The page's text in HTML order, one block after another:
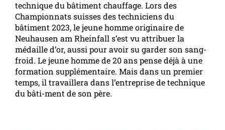
technique du bâtiment chauffage. Lors des
Championnats suisses des techniciens du
bâtiment 2023, le jeune homme originaire de
Neuhausen am Rheinfall s’est vu attribuer la
médaille d’or, aussi pour avoir su garder son sang-
froid. Le jeune homme de 20 ans pense déjà à une
formation supplémentaire. Mais dans un premier
temps, il travaillera dans l’entreprise de technique
du bâti-ment de son père.